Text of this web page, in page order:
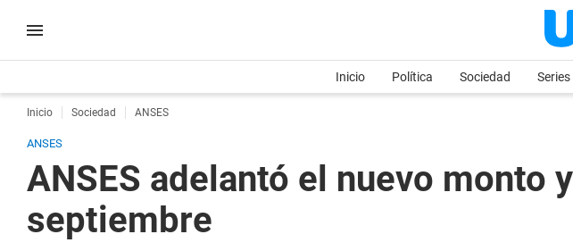
Inicio Política Sociedad
Inicio Sociedad ANSES
ANSES
ANSES adelantó el nuevo monto
septiembre